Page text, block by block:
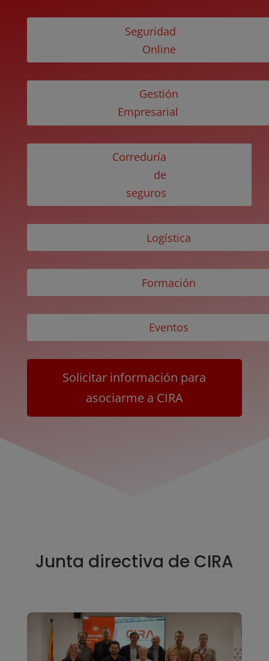
Seguridad
Online
Gestión
Empresarial
Correduría
de
seguros
Logística
Formación
Eventos
Solicitar información para
asociarme a CIRA
Junta directiva de CIRA